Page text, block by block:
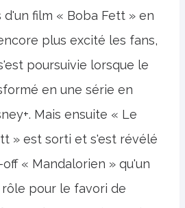
d'un film « Boba Fett » en
plus excité les fans,
poursuivie lorsque le
en une série en
Mais ensuite « Le
» est sorti et s'est révélé
« Mandalorien » qu'un
pour le favori de